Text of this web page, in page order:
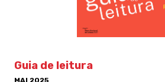
Guia de leitura
MAI 2025